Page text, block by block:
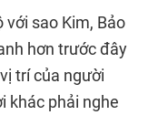
với sao Kim, Bảo
hơn trước đây
trí của người
khác phải nghe